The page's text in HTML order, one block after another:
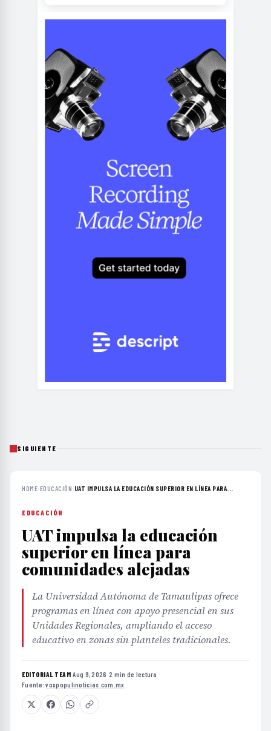
SIGUIENTE
HOME›EDUCACIÓN› UAT IMPULSA LA EDUCACIÓN SUPERIOR EN LÍNEA PARA...
EDUCACIÓN
UAT impulsa la educación
superior en línea para
comunidades alejadas
La Universidad Autónoma de Tamaulipas ofrece
programas en línea con apoyo presencial en sus
Unidades Regionales, ampliando el acceso
educativo en zonas sin planteles tradicionales.
EDITORIAL TEAM·Aug 9, 2026 ·2 min de lectura ·
Fuente:voxpopulinoticias.com.mx